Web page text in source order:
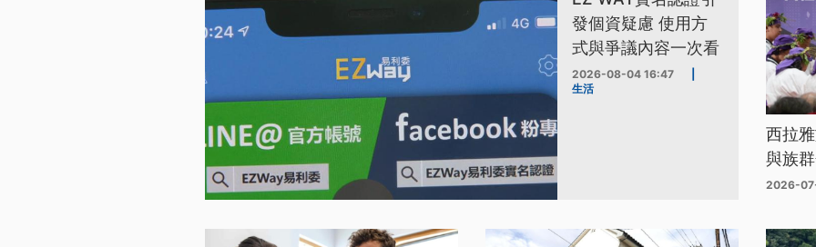
發個資疑慮 使用方
式與爭議內容一次看
2026-08-04 16:47
生活
西拉
與族
2026-